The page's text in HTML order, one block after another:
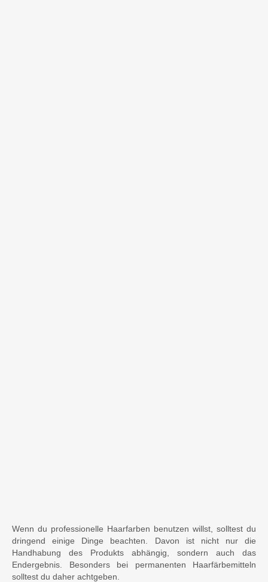
Wenn du professionelle Haarfarben benutzen willst, solltest du
dringend einige Dinge beachten. Davon ist nicht nur die
Handhabung des Produkts abhängig, sondern auch das
Endergebnis. Besonders bei permanenten Haarfärbemitteln
solltest du daher achtgeben.